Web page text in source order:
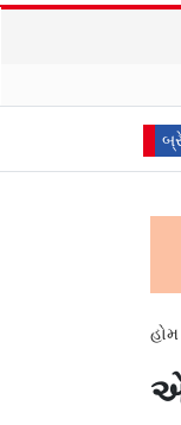
પૈસા મોકલાવ્યા પણ
હોમ